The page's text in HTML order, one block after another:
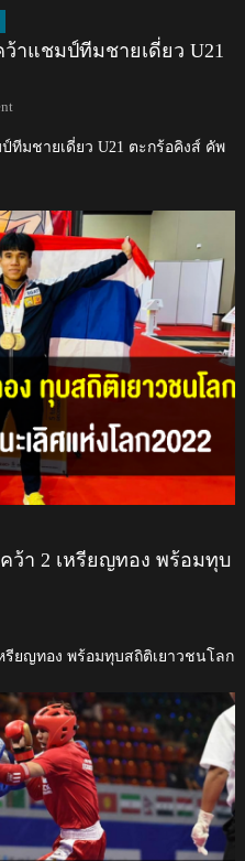
าแชมป์ทีมชายเดี่ยว U21
ทีมชายเดี่ยว U21 ตะกร้อคิงส์ คัพ
ว้า 2 เหรียญทอง พร้อมทุบ
รียญทอง พร้อมทุบสถิติเยาวชนโลก